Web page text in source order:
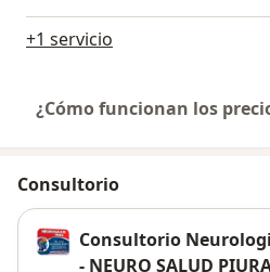
+1 servicio
¿Cómo funcionan los
Consultorio
Consultorio
- NEURO SALUD